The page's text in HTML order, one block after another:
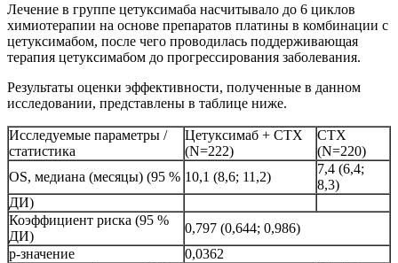
Лечение в группе цетуксимаба насчитывало до 6 циклов
химиотерапии на основе препаратов платины в комбинации с
цетуксимабом, после чего проводилась поддерживающая
терапия цетуксимабом до прогрессирования заболевания.
Результаты оценки эффективности, полученные в данном
исследовании, представлены в таблице ниже.
Исследуемые параметры /
статистика
Цетуксимаб + СТХ
(N=222)
СТХ
(N=220)
OS, медиана (месяцы) (95 % 10,1 (8,6; 11,2)
7,4 (6,4;
8,3)
ДИ)
Коэффициент риска (95 %
ДИ)
0,797 (0,644; 0,986)
р-значение
0,0362